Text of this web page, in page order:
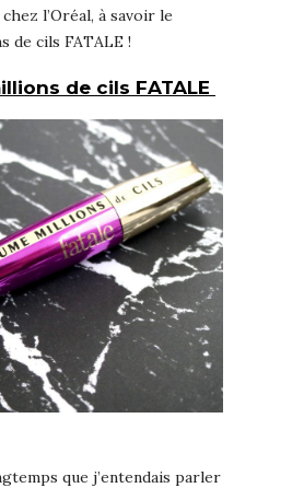
l’Oréal, à savoir le
de cils FATALE !
de cils FATALE
que j’entendais parler